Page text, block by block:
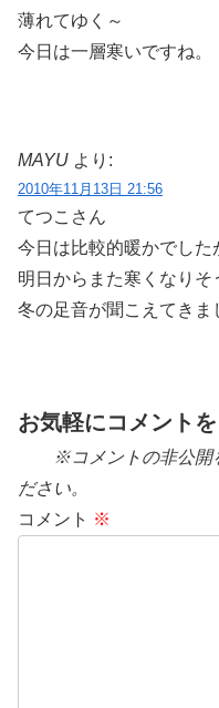
薄れてゆく～
今日は一層寒いですね。
MAYU より:
2010年11月13日 21:56
てつこさん
今日は比較的暖かでした
明日からまた寒くなりそ
冬の足音が聞こえてきま
お気軽にコメント
※コメントの非公開を
ださい。
コメント ※